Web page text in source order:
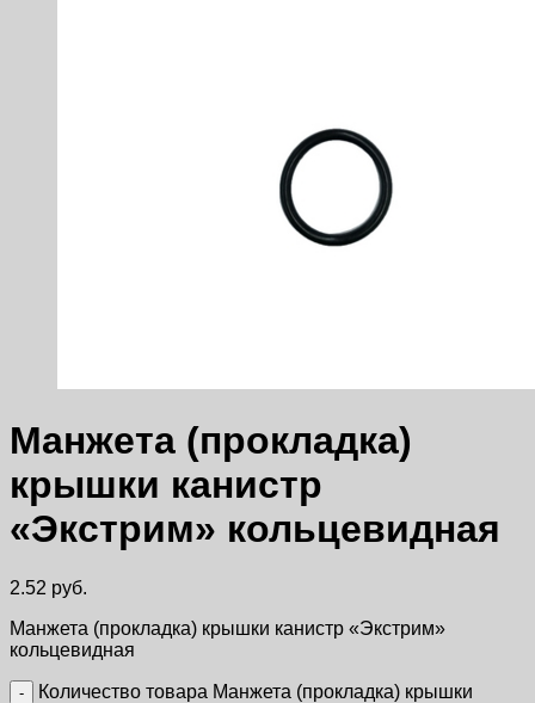
Манжета (прокладка)
крышки канистр
«Экстрим» кольцевидная
2.52 руб.
Манжета (прокладка) крышки канистр «Экстрим»
кольцевидная
Количество товара Манжета (прокладка) крышки